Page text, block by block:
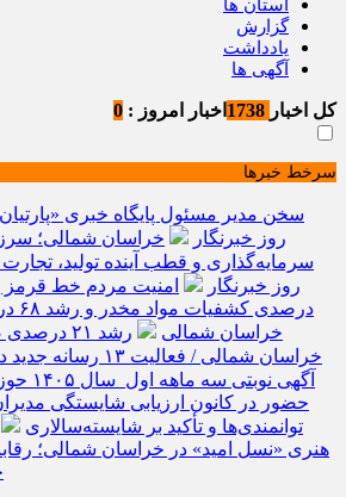
استان ها
گزارش
یادداشت
آگهی ها
کل اخبار اخبار امروز : 0
سرخط خبرها
سخن مدیر مسئول پایگاه خبری
روز خبرنگار
خراسان شمالی؛
سرمایه‌گذاری و قطب آینده تولید،
روز خبرنگار
خراسان شمالی
رشد ۲۱
خراسان شمالی / فعالیت ۱۳ رسانه جدید در ۴ ماه نخست سال
آگهی نوبتی سه ماهه اول سال ۱۴۰۵ حوزه ثبتی جاجرم
حضور در کانون ارزیابی شایستگی
توانمندی‌ها و تأکید بر شایسته‌سالاری
هنری «نسل امید» در خراسان شمالی؛